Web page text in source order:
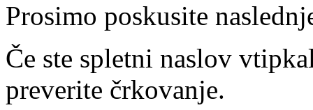
Prosimo poskusite
Če ste spletni naslov
preverite črkovanje.